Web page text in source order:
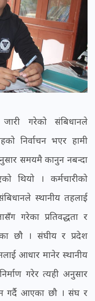
गरेको संबिधानले
निर्वाचन भएर हामी
समयमै कानुन नबन्दा
थियो । कर्मचारीको
स्थानीय तहलाई
गरेका प्रतिवद्धता र
छौ । संघीय र प्रदेश
आधार मानेर स्थानीय
गरेर त्यही अनुसार
गर्दै आएका छौ । संघ र